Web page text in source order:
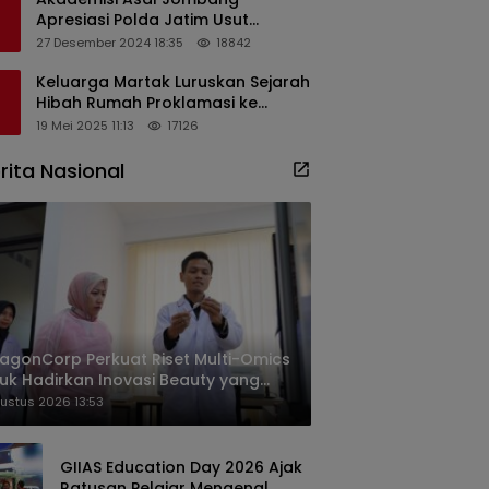
Apresiasi Polda Jatim Usut
Dugaan Korupsi Pengisian
27 Desember 2024 18:35 18842
Keluarga Martak Luruskan Sejarah
Hibah Rumah Proklamasi ke
Soekarno
19 Mei 2025 11:13 17126
Nasional
Perkuat Riset Multi-Omics
Hadirkan Inovasi Beauty yang
Relevan bagi Masyarakat
2026 13:53
GIIAS Education Day 2026 Ajak